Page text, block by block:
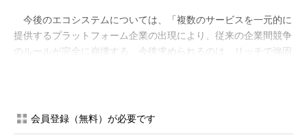
今後のエコシステムについては、「複数のサービスを一元的に
提供するプラットフォーム企業の出現により、従来の企業間競争
のルールが完全に崩壊する。今後求められるのは、リッチで強固
人材のマーケットプレースについても同様に、「フリーランス
会員登録（無料）が必要です